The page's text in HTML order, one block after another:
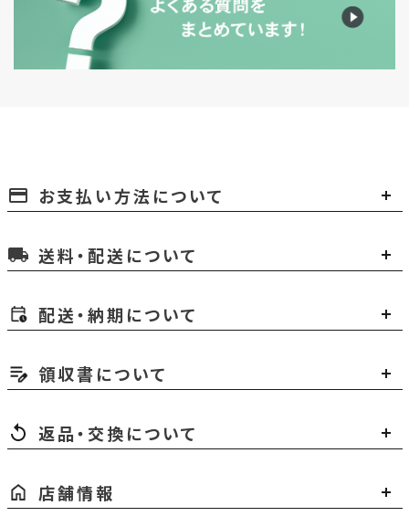
payment お支払い方法について
local_shipping 送料・配送について
配送・納期について
領収書について
返品・交換について
店舗情報